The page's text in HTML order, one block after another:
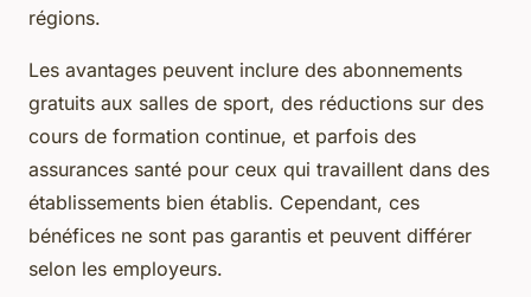
régions.
Les avantages peuvent inclure des abonnements
gratuits aux salles de sport, des réductions sur des
cours de formation continue, et parfois des
assurances santé pour ceux qui travaillent dans des
établissements bien établis. Cependant, ces
bénéfices ne sont pas garantis et peuvent différer
selon les employeurs.